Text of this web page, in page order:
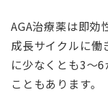
AGA治療薬は即効
成長サイクルに働
に少なくとも3〜
こともあります。